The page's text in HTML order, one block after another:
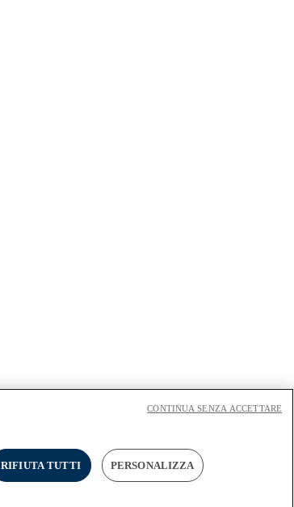
RIFIUTA TUTTI PERSONALIZZA
CONTINUA SENZA ACCETTARE